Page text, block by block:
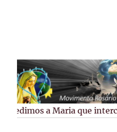
Guarapuava/PR
Pedimos a Maria que